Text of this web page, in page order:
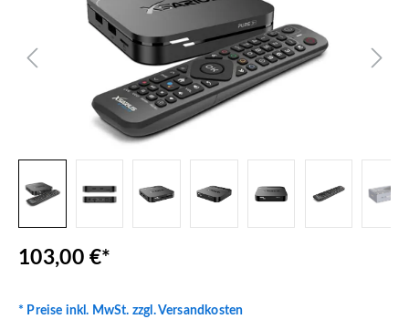
103,00 €*
* Preise inkl. MwSt. zzgl. Versandkosten